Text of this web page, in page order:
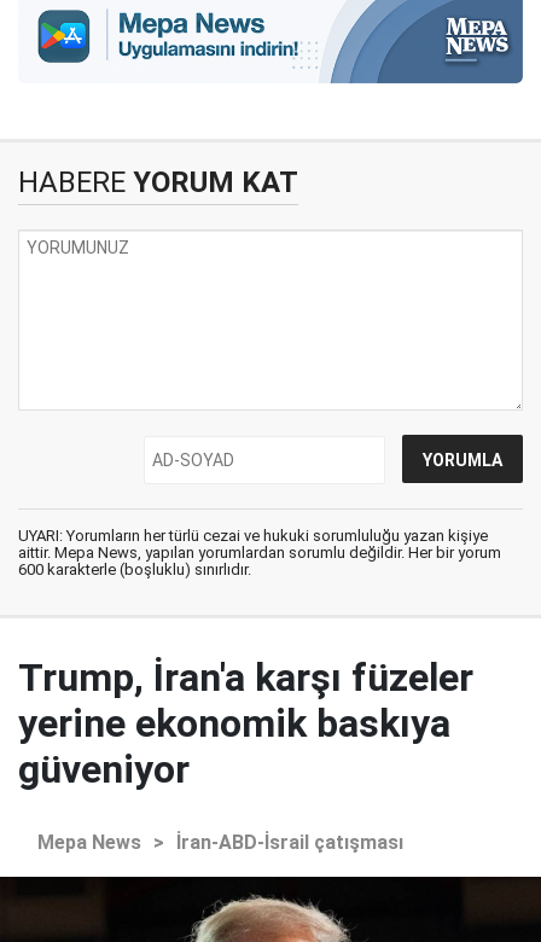
HABERE YORUM KAT
UYARI: Yorumların her türlü cezai ve hukuki sorumluluğu yazan kişiye
aittir. Mepa News, yapılan yorumlardan sorumlu değildir. Her bir yorum
600 karakterle (boşluklu) sınırlıdır.
Trump, İran'a karşı füzeler
yerine ekonomik baskıya
güveniyor
Mepa News > İran-ABD-İsrail çatışması